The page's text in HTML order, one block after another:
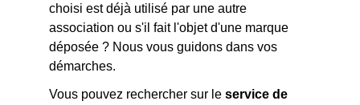
choisi est déjà utilisé par une autre
association ou s'il fait l'objet d'une marque
déposée ? Nous vous guidons dans vos
démarches.
Vous pouvez rechercher sur leservice de